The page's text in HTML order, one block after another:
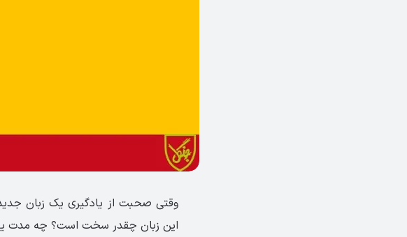
وقتی صحبت از یادگیری یک زبان
این زبان چقدر سخت است؟ چه مدت